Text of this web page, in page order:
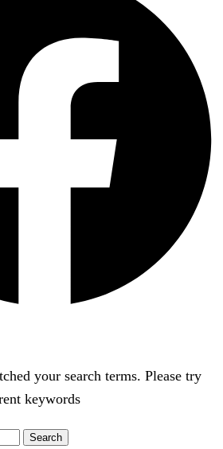
your search terms. Please try
keywords
Search